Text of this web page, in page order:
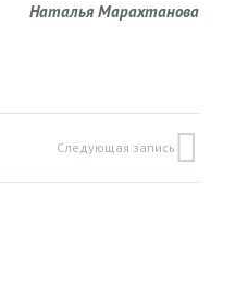
Наталья Марахтанова
Следующая запись